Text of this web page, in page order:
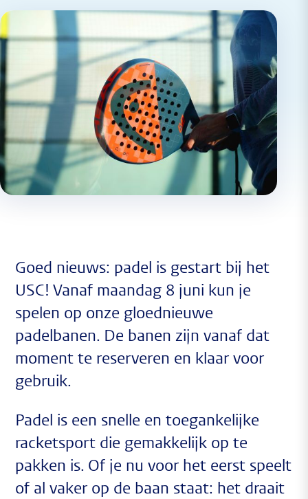
Goed nieuws: padel is gestart bij het
USC! Vanaf maandag 8 juni kun je
spelen op onze gloednieuwe
padelbanen. De banen zijn vanaf dat
moment te reserveren en klaar voor
gebruik.
Padel is een snelle en toegankelijke
racketsport die gemakkelijk op te
pakken is. Of je nu voor het eerst speelt
of al vaker op de baan staat: het draait